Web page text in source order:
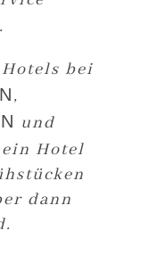
.
bei
,
und
Hotel
dann